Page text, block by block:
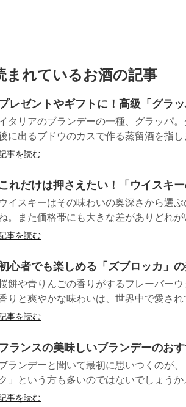
まれているお酒の記事
レゼントやギフトに！高級「グラ
タリアのブランデーの一種、グラッパ
に出るブドウのカスで作る蒸留酒を指
事を読む
これだけは押さえたい！「ウイスキ
ウイスキーはその味わいの奥深さから選
。また価格帯にも大きな差がありどれ
事を読む
心者でも楽しめる「ズブロッカ」
餅や青りんごの香りがするフレーバー
りと爽やかな味わいは、世界中で愛され
事を読む
フランスの美味しいブランデーのお
ランデーと聞いて最初に思いつくのが
ク」という方も多いのではないでしょう
事を読む